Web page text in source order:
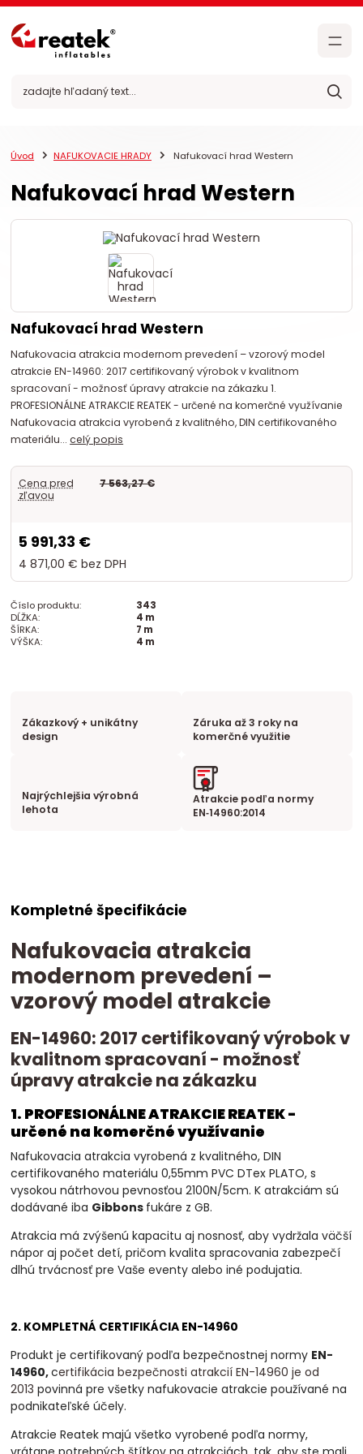
Úvod NAFUKOVACIE HRADY Nafukovací hrad Western
Nafukovací hrad Western
Nafukovací hrad Western
Nafukovacia atrakcia modernom prevedení – vzorový model
atrakcie EN-14960: 2017 certifikovaný výrobok v kvalitnom
spracovaní - možnosť úpravy atrakcie na zákazku 1.
PROFESIONÁLNE ATRAKCIE REATEK - určené na komerčné využívanie
Nafukovacia atrakcia vyrobená z kvalitného, DIN certifikovaného
materiálu...celý popis
Cena pred
zľavou
7 563,27 €
5 991,33 €
4 871,00 € bez DPH
Číslo produktu:
343
DĹŽKA:
4 m
ŠÍRKA:
7 m
VÝŠKA:
4 m
Zákazkový + unikátny
design
Záruka až 3 roky na
komerčné využitie
Najrýchlejšia výrobná
lehota
Atrakcie podľa normy
EN‑14960:2014
Kompletné špecifikácie
Nafukovacia atrakcia
modernom prevedení –
vzorový model atrakcie
EN-14960: 2017 certifikovaný výrobok v
kvalitnom spracovaní - možnosť
úpravy atrakcie na zákazku
1. PROFESIONÁLNE ATRAKCIE REATEK -
určené na komerčné využívanie
Nafukovacia atrakcia vyrobená z kvalitného, DIN
certifikovaného materiálu 0,55mm PVC DTex PLATO, s
vysokou nátrhovou pevnosťou 2100N/5cm. K atrakciám sú
dodávané iba Gibbons fukáre z GB.
Atrakcia má zvýšenú kapacitu aj nosnosť, aby vydržala väčší
nápor aj počet detí, pričom kvalita spracovania zabezpečí
dlhú trvácnosť pre Vaše eventy alebo iné podujatia.
2. KOMPLETNÁ CERTIFIKÁCIA EN-14960
Produkt je certifikovaný podľa bezpečnostnej normy EN-
14960,certifikácia bezpečnosti atrakcií EN-14960 je od
2013povinnápre všetky nafukovacie atrakcie používané na
podnikateľské účely.
Atrakcie Reatek majú všetko vyrobené podľa normy,